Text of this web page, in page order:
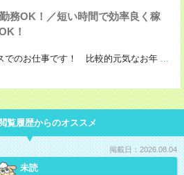
務OK！／短い時間で効率良く稼
！
でのお仕事です！ 比較的元気なお年 ...
覧履歴からのオススメ
掲載日：2026.08.04
未読